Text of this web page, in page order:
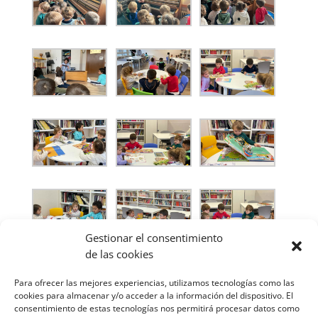
Gestionar el consentimiento
de las cookies
Para ofrecer las mejores experiencias, utilizamos tecnologías como las
cookies para almacenar y/o acceder a la información del dispositivo. El
consentimiento de estas tecnologías nos permitirá procesar datos como